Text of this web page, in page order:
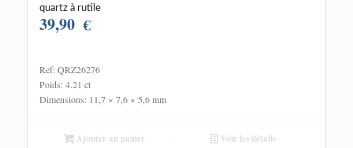
quartz à rutile
39,90 €
Ref: QRZ26276
Poids: 4.21 ct
Dimensions: 11,7 × 7,6 × 5,6 mm
Ajouter au panier Voir les détails